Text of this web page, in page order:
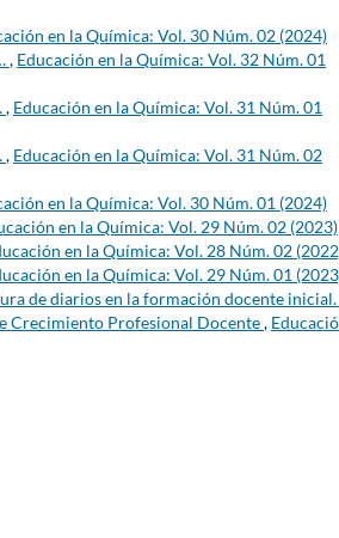
en la Química: Vol. 30 Núm. 02 (2024)
, Educación en la Química: Vol. 32 Núm. 01
, Educación en la Química: Vol. 31 Núm. 01
, Educación en la Química: Vol. 31 Núm. 02
en la Química: Vol. 30 Núm. 01 (2024)
en la Química: Vol. 29 Núm. 02 (2023)
en la Química: Vol. 28 Núm. 02
en la Química: Vol. 29 Núm. 01
de diarios en la formación docente inicial.
Crecimiento Profesional Docente,